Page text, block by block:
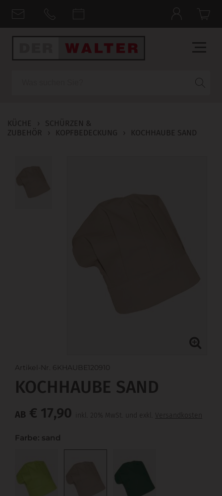
KÜCHE ›
SCHÜRZEN &
ZUBEHÖR
› KOPFBEDECKUNG › KOCHHAUBE SAND
Artikel-Nr. 6KHAUBE120910
KOCHHAUBE SAND
AB € 17,90 inkl. 20% MwSt. und exkl. Versandkosten
Farbe: sand